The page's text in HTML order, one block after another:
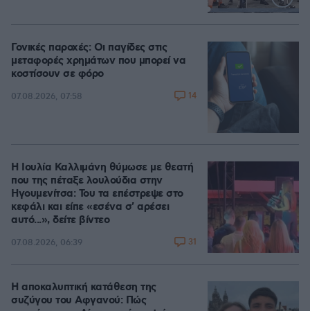
Loaded
Γονικές παροχές: Οι παγίδες στις
μεταφορές χρημάτων που μπορεί να
κοστίσουν σε φόρο
07.08.2026, 07:58 14
Η Ιουλία Καλλιμάνη θύμωσε με θεατή
που της πέταξε λουλούδια στην
Ηγουμενίτσα: Του τα επέστρεψε στο
κεφάλι και είπε «εσένα σ' αρέσει
αυτό...», δείτε βίντεο
07.08.2026, 06:39 31
Η αποκαλυπτική κατάθεση της
συζύγου του Αφγανού: Πώς